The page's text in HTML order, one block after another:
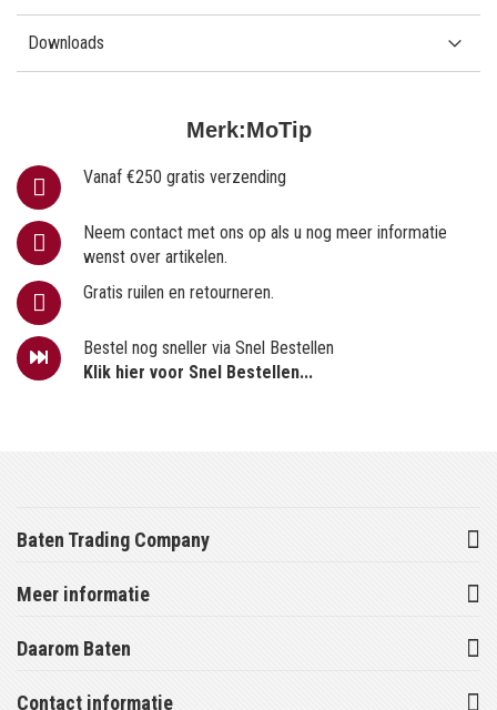
Merk:MoTip
Vanaf €250 gratis verzending
Neem contact met ons op als u nog meer informatie
wenst over artikelen.
Gratis ruilen en retourneren.
Bestel nog sneller via Snel Bestellen
Klik hier voor Snel Bestellen...
Downloads
Baten Trading Company
Meer informatie
Daarom Baten
Contact informatie